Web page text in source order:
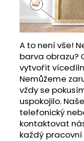
A to není vše!
barva obrazu?
vytvořit
Nemůžeme
vždy se
uspokojilo.
telefonický
kontaktovat
každý pracovní